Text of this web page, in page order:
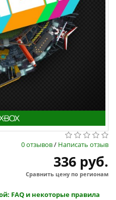
0 отзывов/ Написать отзыв
336 руб.
Сравнить цену по регионам
FAQ и некоторые правила